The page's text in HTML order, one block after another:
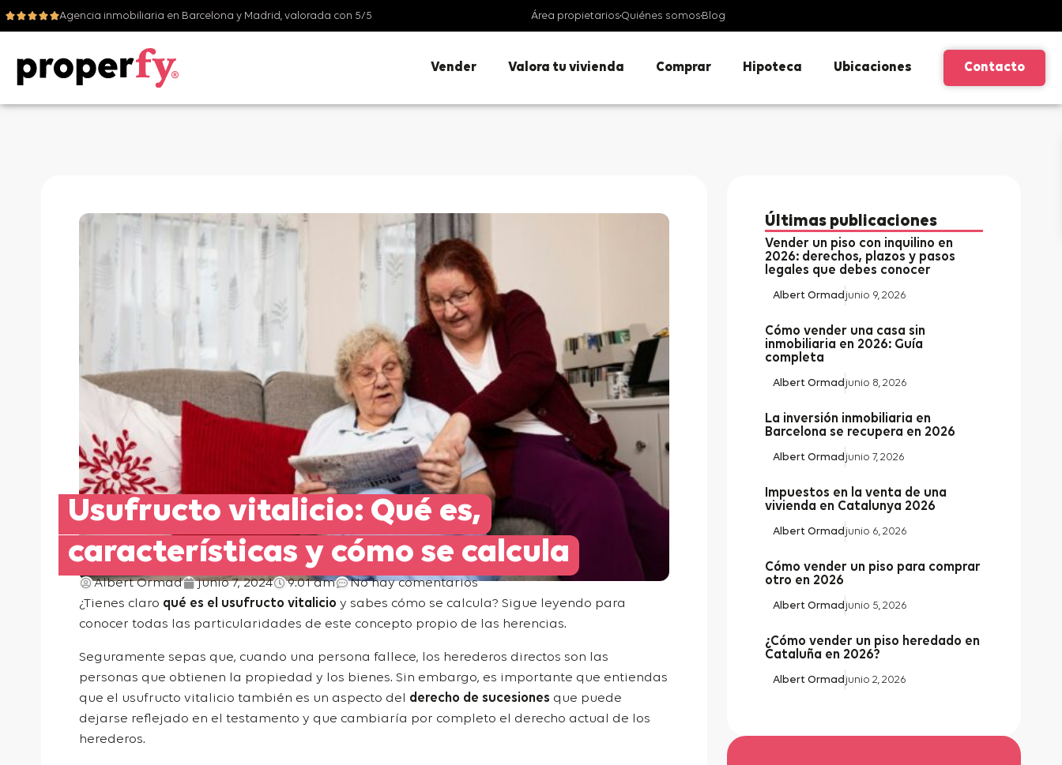
Agencia inmobiliaria en Barcelona y Madrid, valorada con 5/5 Área propietarios Quiénes somos Blog
Vender Valora tu vivienda Comprar Hipoteca Ubicaciones Contacto
Usufructo vitalicio: Qué es,
características y cómo se calcula
Albert Ormad junio 7, 2024 9:01 am
No hay comentarios
¿Tienes claro qué es el usufructo vitalicio y sabes cómo se calcula? Sigue leyendo para
conocer todas las particularidades de este concepto propio de las herencias.
Seguramente sepas que, cuando una persona fallece, los herederos directos son las
personas que obtienen la propiedad y los bienes. Sin embargo, es importante que entiendas
que el usufructo vitalicio también es un aspecto del derecho de sucesiones que puede
dejarse reflejado en el testamento y que cambiaría por completo el derecho actual de los
herederos.
Últimas publicaciones
Vender un piso con inquilino en
2026: derechos, plazos y pasos
legales que debes conocer
Albert Ormad junio 9, 2026
Cómo vender una casa sin
inmobiliaria en 2026: Guía
completa
Albert Ormad junio 8, 2026
La inversión inmobiliaria en
Barcelona se recupera en 2026
Albert Ormad junio 7, 2026
Impuestos en la venta de una
vivienda en Catalunya 2026
Albert Ormad junio 6, 2026
Cómo vender un piso para comprar
otro en 2026
Albert Ormad junio 5, 2026
¿Cómo vender un piso heredado en
Cataluña en 2026?
Albert Ormad junio 2, 2026